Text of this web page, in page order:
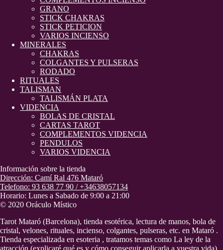
GRANO
STICK CHAKRAS
STICK PETICION
VARIOS INCIENSO
MINERALES
CHAKRAS
COLGANTES Y PULSERAS
RODADO
RITUALES
TALISMAN
TALISMÁN PLATA
VIDENCIA
BOLAS DE CRISTAL
CARTAS TAROT
COMPLEMENTOS VIDENCIA
PENDULOS
VARIOS VIDENCIA
Información sobre la tienda
Dirección: Camí Ral 476 Mataró
Telefono: 93 638 77 90 / +34638057134
Horario: Lunes a Sabado de 9:00 a 21:00
© 2020 Oráculo Místico
Tarot Mataró (Barcelona), tienda esotérica, lectura de manos, bola de
cristal, velones, rituales, incienso, colgantes, pulseras, etc. en Mataró .
Tienda especializada en esoteria , tratamos temas como La ley de la